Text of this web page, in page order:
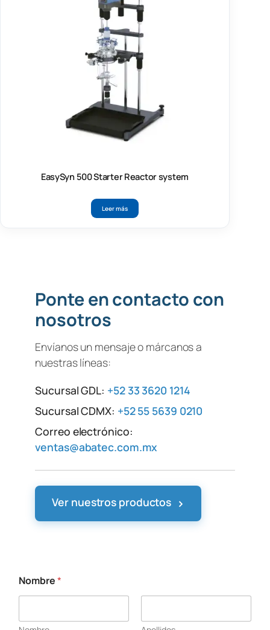
EasySyn 500 Starter Reactor system
Leer más
Ponte en contacto con
nosotros
Envíanos un mensaje o márcanos a
nuestras líneas:
Sucursal GDL: +52 33 3620 1214
Sucursal CDMX: +52 55 5639 0210
Correo electrónico:
ventas@abatec.com.mx
Ver nuestros productos ›
Nombre*